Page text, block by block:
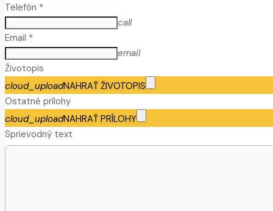
Telefón *
call
Email *
email
Životopis
cloud_uploadNAHRAŤ ŽIVOTOPIS
Ostatné prílohy
cloud_uploadNAHRAŤ PRÍLOHY
Sprievodný text